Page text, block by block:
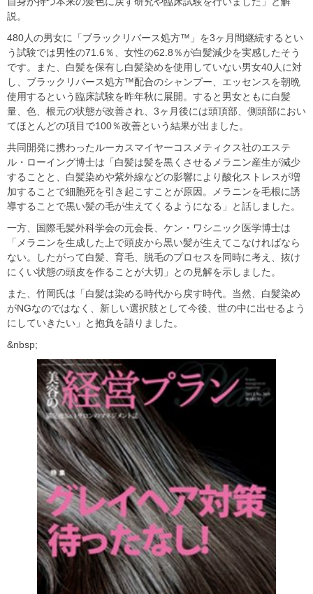
説。
480人の男女に「ブラックリバース処方™」を3ヶ月間継続するとい
う試験では男性の71.6％、女性の62.8％が白髪減少を実感したそう
です。また、白髪を保有し白髪染めを使用していない男女40人に対
し、ブラックリバース処方™配合のシャンプー、エッセンスを朝晩
使用するという臨床試験を昨年秋に展開。すると男女ともに白髪
量、色、根元の状態が改善され、3ヶ月後には頭頂部、側頭部におい
てほとんどの項目で100％改善という結果が出ました。
共同開発に携わったルーカスマイヤーコスメティクス社のエステ
ル・ローイング博士は「白髪は髪を黒くさせるメラニン産生が減少
することと、白髪染めや紫外線などの影響により酸化ストレスが増
加することで細胞死を引き起こすことが原因。メラニンを毛根に誘
導することで黒い髪の毛が生えてくるようになる」と話しました。
一方、国際毛髪外科学会の元会長、ケン・ワシニック医学博士は
「メラニンを生成した上で頭皮から黒い髪が生えてこなければなら
ない。したがって白髪、育毛、脱毛のプロセスを同時に考え、抜け
にくい状態の頭皮を作ることが大切」との見解を示しました。
また、竹岡氏は「白髪は染める時代から戻す時代。当然、白髪染め
がNGなのではなく、新しい選択肢として今後、世の中に出せるよう
にしていきたい」と抱負を語りました。
&nbsp;